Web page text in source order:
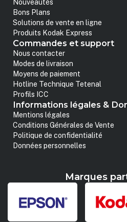
Nouveautés
Bons Plans
Solutions de vente en ligne
Produits Kodak Express
Commandes et support
Nous contacter
Modes de livraison
Moyens de paiement
Hotline Technique Tetenal
Profils ICC
Informations légales &
Mentions légales
Conditions Générales de Vente
Politique de confidentialité
Données personnelles
Marques